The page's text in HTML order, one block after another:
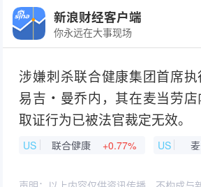
新浪财经客户端
你永远在大事现场
涉嫌刺杀联合健康集团首席
易吉・曼乔内，其在麦当劳
取证行为已被法官裁定无效。
US 联合健康 +0.77% US